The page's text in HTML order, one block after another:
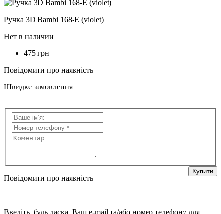
Ручка 3D Bambi 168-E (violet)
Нет в наличии
475 грн
Повідомити про наявність
Швидке замовлення
Купити
Повідомити про наявність
Введіть, будь ласка, Ваш e-mail та/або номер телефону для